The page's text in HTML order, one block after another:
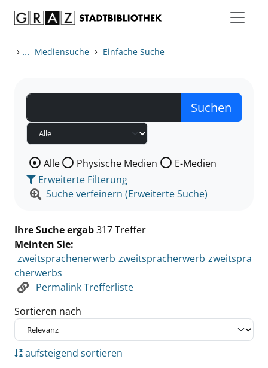
› ... Mediensuche › Einfache Suche
Wählen Sie die Medienart nach der Sie suchen wollen.
Alle Physische Medien
E-Medien
Erweiterte Filterung
Suche verfeinern (Erweiterte Suche)
Ihre Suche ergab317 Treffer
Meinten Sie:
zweitsprachenerwerb zweitspracherwerb zweitspra
cherwerbs
Permalink Trefferliste
Sortieren nach
aufsteigend sortieren